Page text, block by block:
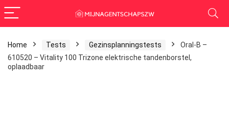
Home Tests Gezinsplanningstests
Oral-B –
610520 – Vitality 100 Trizone elektrische tandenborstel,
oplaadbaar